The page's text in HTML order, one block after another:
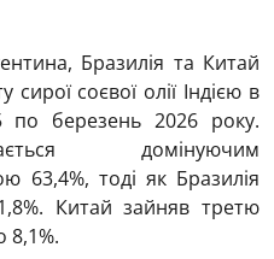
Бразилія та Китай
соєвої олії Індією в
по березень 2026 року.
домінуючим
63,4%, тоді як Бразилія
Китай зайняв третю
8,1%.